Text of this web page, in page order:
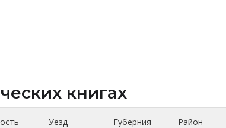
книгах
Уезд Губерния Район